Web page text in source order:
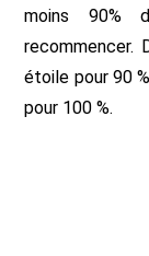
moins 90%
recommencer.
étoile pour 90
pour 100 %.